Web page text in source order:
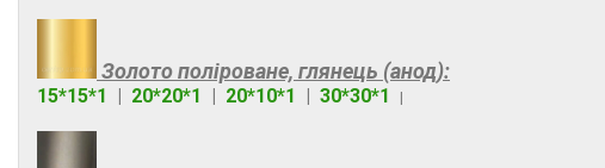
Полімерне фарбування 1
Золото поліроване, глянець (анод):
15*15*1 | 20*20*1 | 20*10*1 | 30*30*1 |